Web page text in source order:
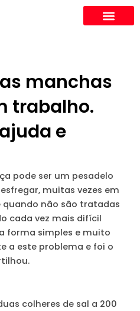
manchas
trabalho.
e
pode ser um pesadelo
muitas vezes em
quando não são tratadas
cada vez mais difícil
forma simples e muito
a este problema e foi o
colheres de sal a 200